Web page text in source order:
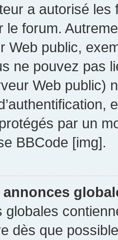
a autorisé
le forum.
Web public,
ne pouvez pas
Web public)
par un
BBCode [img].
globales
dès que